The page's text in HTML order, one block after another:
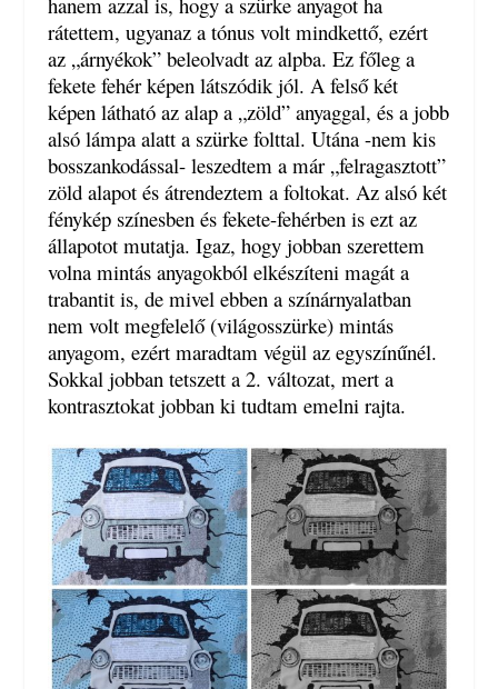
rátettem, ugyanaz a tónus volt mindkettő, ezért
az „árnyékok” beleolvadt az alpba. Ez főleg a
fekete fehér képen látszódik jól. A felső két
képen látható az alap a „zöld” anyaggal, és a jobb
alsó lámpa alatt a szürke folttal. Utána -nem kis
bosszankodással- leszedtem a már „felragasztott”
zöld alapot és átrendeztem a foltokat. Az alsó két
fénykép színesben és fekete-fehérben is ezt az
állapotot mutatja. Igaz, hogy jobban szerettem
volna mintás anyagokból elkészíteni magát a
trabantit is, de mivel ebben a színárnyalatban
nem volt megfelelő (világosszürke) mintás
anyagom, ezért maradtam végül az egyszínűnél.
Sokkal jobban tetszett a 2. változat, mert a
kontrasztokat jobban ki tudtam emelni rajta.